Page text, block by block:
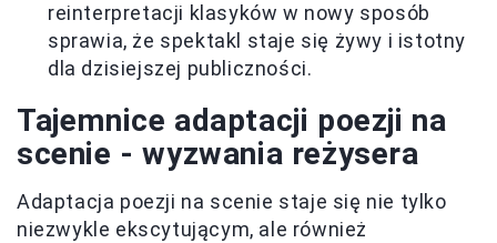
reinterpretacji klasyków w nowy sposób
sprawia, że spektakl staje się żywy i istotny
dla dzisiejszej publiczności.
Tajemnice adaptacji poezji na
scenie - wyzwania reżysera
Adaptacja poezji na scenie staje się nie tylko
niezwykle ekscytującym, ale również